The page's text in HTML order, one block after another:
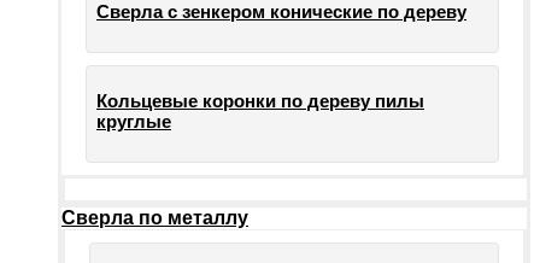
Сверла с зенкером конические по дереву
Кольцевые коронки по дереву пилы
круглые
Сверла по металлу